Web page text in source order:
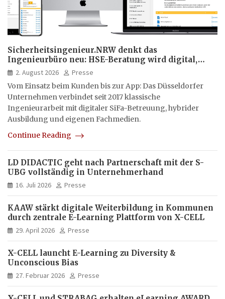
Sicherheitsingenieur.NRW denkt das
Ingenieurbüro neu: HSE-Beratung wird digital,
hybrid und multimedial
2. August 2026
Presse
Vom Einsatz beim Kunden bis zur App: Das Düsseldorfer
Unternehmen verbindet seit 2017 klassische
Ingenieurarbeit mit digitaler SiFa-Betreuung, hybrider
Ausbildung und eigenen Fachmedien.
Continue Reading
LD DIDACTIC geht nach Partnerschaft mit der S-
UBG vollständig in Unternehmerhand
16. Juli 2026 Presse
KAAW stärkt digitale Weiterbildung in Kommunen
durch zentrale E-Learning Plattform von X-CELL
29. April 2026 Presse
X-CELL launcht E-Learning zu Diversity &
Unconscious Bias
27. Februar 2026 Presse